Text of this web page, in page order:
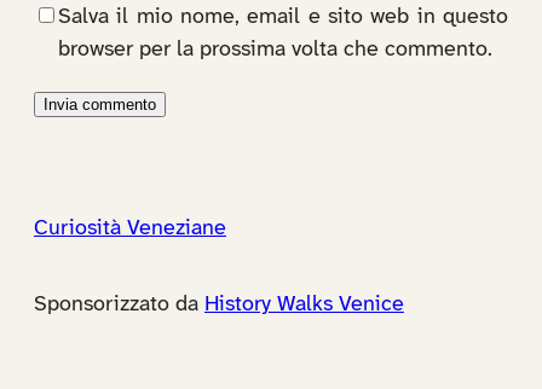
Salva il mio nome, email e sito web in questo
browser per la prossima volta che commento.
Curiosità Veneziane
Sponsorizzato da History Walks Venice